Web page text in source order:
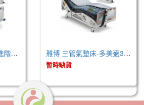
雃博 多美適 極智H (進階型) 未滅菌 雃博 三管氣墊床-多美適3 (未滅菌)
暫時缺貨